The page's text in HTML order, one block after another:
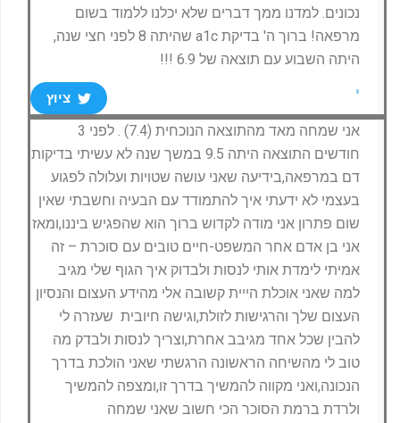
נכונים. למדנו ממך דברים שלא יכלנו ללמוד בשום
מרפאה! ברוך ה' בדיקת a1c שהיתה 8 לפני חצי שנה,
היתה השבוע עם תוצאה של 6.9 !!!
י
ציוץ
אני שמחה מאד מהתוצאה הנוכחית (7.4) . לפני 3
חודשים התוצאה היתה 9.5 במשך שנה לא עשיתי בדיקות
דם במרפאה,בידיעה שאני עושה שטויות ועלולה לפגוע
בעצמי לא ידעתי איך להתמודד עם הבעיה וחשבתי שאין
שום פתרון אני מודה לקדוש ברוך הוא שהפגיש ביננו,ומאז
אני בן אדם אחר המשפט-חיים טובים עם סוכרת – זה
אמיתי לימדת אותי לנסות ולבדוק איך הגוף שלי מגיב
למה שאני אוכלת הייית קשובה אלי מהידע העצום והנסיון
העצום שלך והרגישות לזולת,וגישה חיובית שעזרה לי
להבין שכל אחד מגיבב אחרת,וצריך לנסות ולבדק מה
טוב לי מהשיחה הראשונה הרגשתי שאני הולכת בדרך
הנכונה,ואני מקווה להמשיך בדרך זו,ומצפה להמשיך
ולרדת ברמת הסוכר הכי חשוב שאני שמחה